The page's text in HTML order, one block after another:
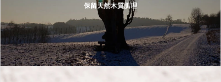
保留天然木質肌理